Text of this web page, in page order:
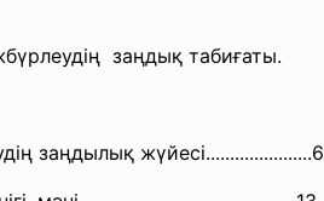
заңдық табиғаты.
ң заңдылық жүйесі......................6